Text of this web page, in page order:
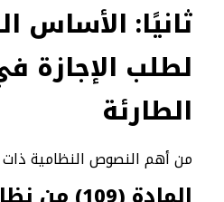
ثانيًا: الأساس
لطلب الإجازة
الطارئة
من أهم النصوص النظامية ذات